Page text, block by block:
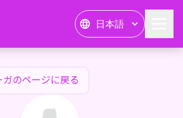
日本語
ンアイテム
のページに戻る
ンアイテム — 24karat